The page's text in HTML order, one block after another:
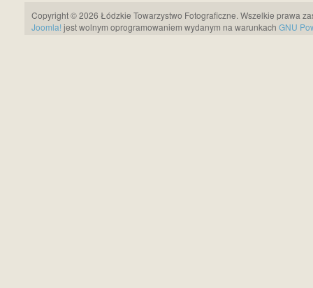
Copyright © 2026 Łódzkie Towarzystwo Fotograficzne. Wszelkie prawa
Joomla! jest wolnym oprogramowaniem wydanym na warunkach GNU